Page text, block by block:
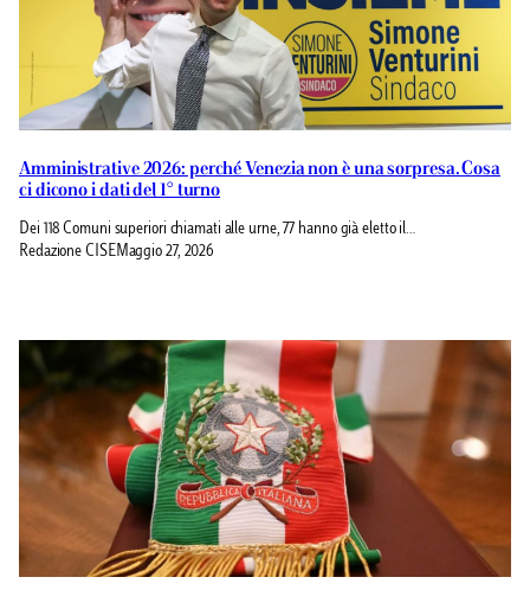
Amministrative 2026: perché Venezia non è una sorpresa. Cosa
ci dicono i dati del 1° turno
Dei 118 Comuni superiori chiamati alle urne, 77 hanno già eletto il…
Redazione CISEMaggio 27, 2026